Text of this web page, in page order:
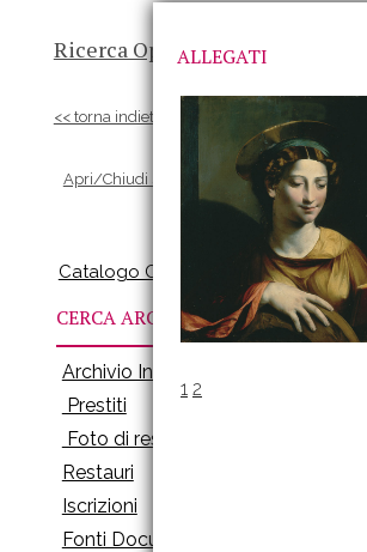
Ricerca Opere-Risultato
<< torna indietro
Apri/Chiudi scheda Allegati
Catalogo Online
CERCA ARCHIVI
Archivio Inventari
Prestiti
Foto di restauro
Restauri
Iscrizioni
Fonti Documenti
ALLEGATI
1 2